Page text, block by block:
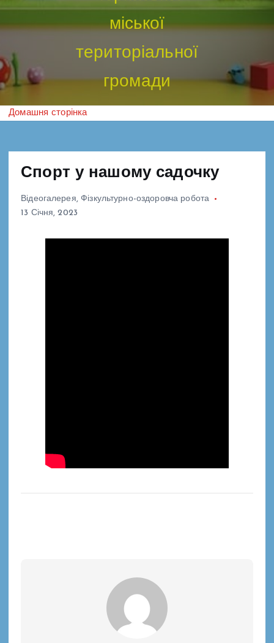
міської
територіальної
громади
Домашня сторінка
Спорт у нашому садочку
Відеогалерея,Фізкультурно-оздоровча робота
13 Січня, 2023